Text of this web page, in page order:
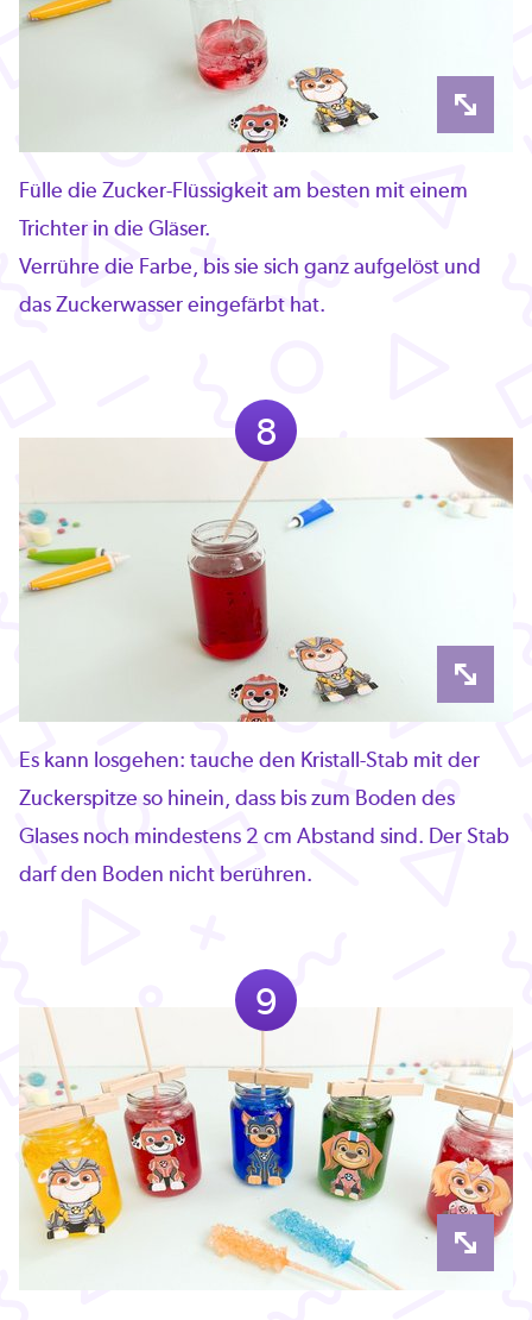
Fülle die Zucker-Flüssigkeit am besten mit einem
Trichter in die Gläser.
Verrühre die Farbe, bis sie sich ganz aufgelöst und
das Zuckerwasser eingefärbt hat.
8
Es kann losgehen: tauche den Kristall-Stab mit der
Zuckerspitze so hinein, dass bis zum Boden des
Glases noch mindestens 2 cm Abstand sind. Der Stab
darf den Boden nicht berühren.
9